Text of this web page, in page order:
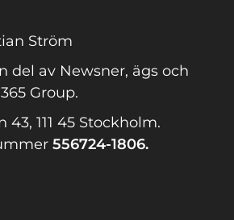
Ström
del av Newsner, ägs och
Group.
111 45 Stockholm.
556724-1806.